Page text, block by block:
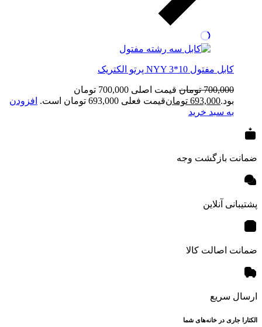
کابل مفتول NYY 3*10 پرتو الکتریک
700,000 تومان
قیمت اصلی 700,000 تومان
بود.693,000 تومانقیمت فعلی 693,000 تومان است.
افزودن
به سبد خرید
ضمانت بازگشت وجه
پشتیبانی آنلاین
ضمانت اصالت کالا
ارسال سریع
الکتارا جاری در خانه‌های شما